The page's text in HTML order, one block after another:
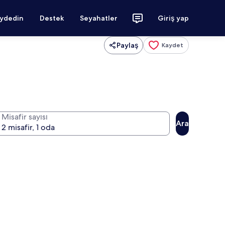
Destek Seyahatler Giriş yap
Paylaş Kaydet
Misafir sayısı
Ara